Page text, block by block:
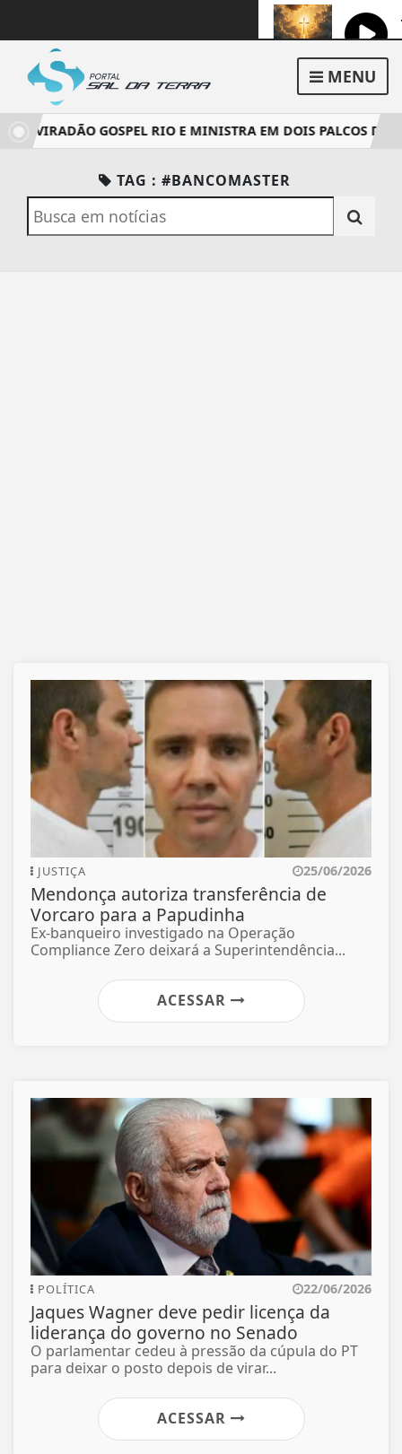
MENU
VIRADÃO GOSPEL RIO E MINISTRA EM DOIS PALCOS DO
TAG : #BANCOMASTER
JUSTIÇA 25/06/2026
Mendonça autoriza transferência de
Vorcaro para a Papudinha
Ex-banqueiro investigado na Operação
Compliance Zero deixará a Superintendência...
ACESSAR
POLÍTICA 22/06/2026
Jaques Wagner deve pedir licença da
liderança do governo no Senado
O parlamentar cedeu à pressão da cúpula do PT
para deixar o posto depois de virar...
ACESSAR